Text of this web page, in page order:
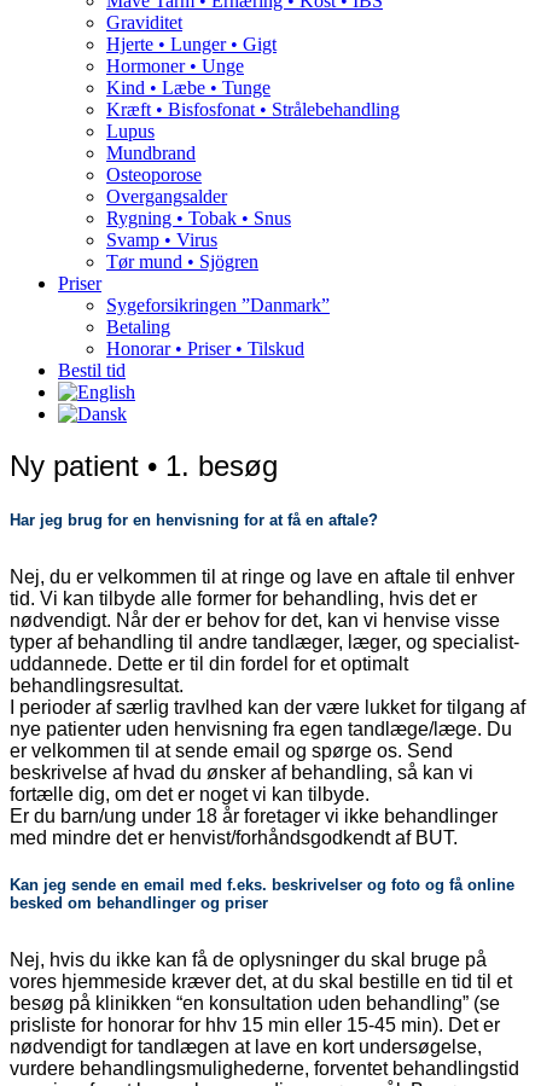
Graviditet
Hjerte • Lunger • Gigt
Hormoner • Unge
Kind • Læbe • Tunge
Kræft • Bisfosfonat • Strålebehandling
Lupus
Mundbrand
Osteoporose
Overgangsalder
Rygning • Tobak • Snus
Svamp • Virus
Tør mund • Sjögren
Priser
Sygeforsikringen ”Danmark”
Betaling
Honorar • Priser • Tilskud
Bestil tid
Ny patient • 1. besøg
Har jeg brug for en henvisning for at få en aftale?
Nej, du er velkommen til at ringe og lave en aftale til enhver
tid. Vi kan tilbyde alle former for behandling, hvis det er
nødvendigt. Når der er behov for det, kan vi henvise visse
typer af behandling til andre tandlæger, læger, og specialist-
uddannede. Dette er til din fordel for et optimalt
behandlingsresultat.
I perioder af særlig travlhed kan der være lukket for tilgang af
nye patienter uden henvisning fra egen tandlæge/læge. Du
er velkommen til at sende email og spørge os. Send
beskrivelse af hvad du ønsker af behandling, så kan vi
fortælle dig, om det er noget vi kan tilbyde.
Er du barn/ung under 18 år foretager vi ikke behandlinger
med mindre det er henvist/forhåndsgodkendt af BUT.
Kan jeg sende en email med f.eks. beskrivelser og foto og få online
besked om behandlinger og priser
Nej, hvis du ikke kan få de oplysninger du skal bruge på
vores hjemmeside kræver det, at du skal bestille en tid til et
besøg på klinikken “en konsultation uden behandling” (se
prisliste for honorar for hhv 15 min eller 15-45 min). Det er
nødvendigt for tandlægen at lave en kort undersøgelse,
vurdere behandlingsmulighederne, forventet behandlingstid